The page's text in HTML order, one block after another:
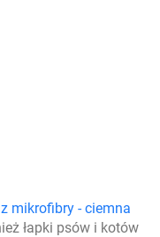
mikrofibry - ciemna
łapki psów i kotów